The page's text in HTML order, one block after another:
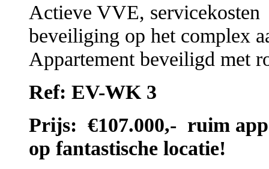
Actieve VVE, servicekosten
beveiliging op het complex
Appartement beveiligd met
Ref: EV-WK 3
Prijs: €107.000,- ruim
op fantastische locatie!